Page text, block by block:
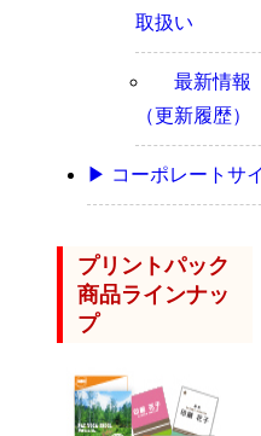
取扱い
最新情報
（更新履歴）
▶ コーポレートサ
プリントパック
商品ラインナッ
プ